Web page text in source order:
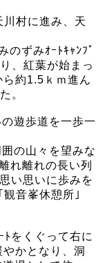
村に進み、天
のずみｵｰﾄｷｬﾝﾌﾟ
、紅葉が始まっ
約1.5ｋｍ進ん
。
遊歩道を一歩一
の山々を望みな
れ離れの長い列
い思いに歩みを
音峯休憩所｣
をくぐって右に
かとなり、洞